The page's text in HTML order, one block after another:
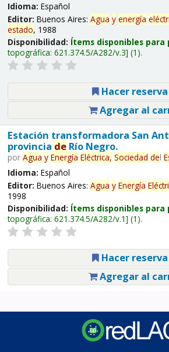
Idioma: Español
Editor: Buenos Aires: Agua y energía
estado, 1988
Disponibilidad: Ítems disponibles para
topográfica: 621.374.5/A282/v.3 (1).
Hacer reserva
Agregar al
Estación transformadora San
provincia deRío Negro.
por Agua y Energía Eléctrica, Sociedad del
Idioma: Español
Editor: Buenos Aires: Agua y Energía
1998
Disponibilidad: Ítems disponibles para
topográfica: 621.374.5/A282/v.1 (1).
Hacer reserva
Agregar al